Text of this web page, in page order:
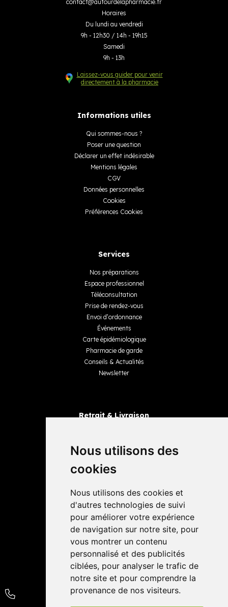
Nous utilisons des
cookies
Nous utilisons des cookies et
d'autres technologies de suivi
pour améliorer votre expérience
de navigation sur notre site, pour
vous montrer un contenu
personnalisé et des publicités
ciblées, pour analyser le trafic de
notre site et pour comprendre la
provenance de nos visiteurs.
contact@autourdelapharmacie.fr
Horaires
Du lundi au vendredi
9h - 12h30 / 14h - 19h15
Samedi
9h - 13h
Laissez-vous guider pour venir
directement à la pharmacie
Informations utiles
Qui sommes-nous ?
Poser une question
Déclarer un effet indésirable
Mentions légales
CGV
Données personnelles
Cookies
Préférences Cookies
Services
Nos préparations
Espace professionnel
Téléconsultation
Prise de rendez-vous
Envoi d’ordonnance
Événements
Carte épidémiologique
Pharmacie de garde
Conseils & Actualités
Newsletter
Retrait & Livraison
Livraisons
4,4 / 5 65 avis